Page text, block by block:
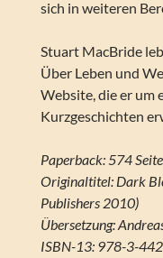
sich in weiteren
Stuart MacBride
Über Leben und
Website, die er um
Kurzgeschichten
Paperback: 574
Originaltitel: Dark
Publishers 2010)
Übersetzung:
ISBN-13: 978-3-